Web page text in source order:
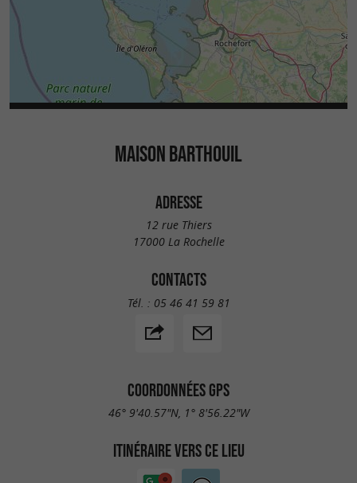
MAISON BARTHOUIL
ADRESSE
12 rue Thiers
17000 La Rochelle
CONTACTS
Tél. : 05 46 41 59 81
COORDONNÉES GPS
46° 9'40.57"N, 1° 8'56.22"W
ITINÉRAIRE VERS CE LIEU